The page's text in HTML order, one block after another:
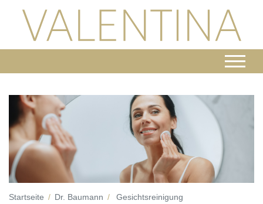
Startseite Dr. Baumann
Gesichtsreinigung